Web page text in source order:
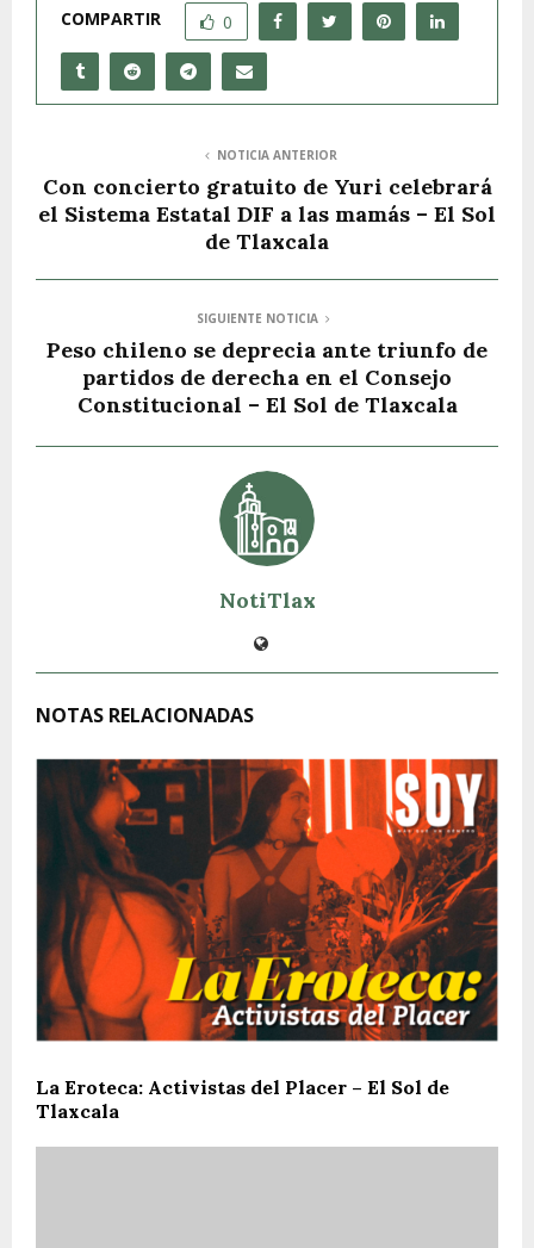
COMPARTIR 0
NOTICIA ANTERIOR
Con concierto gratuito de Yuri celebrará
el Sistema Estatal DIF a las mamás – El Sol
de Tlaxcala
SIGUIENTE NOTICIA
Peso chileno se deprecia ante triunfo de
partidos de derecha en el Consejo
Constitucional – El Sol de Tlaxcala
NotiTlax
NOTAS RELACIONADAS
La Eroteca: Activistas del Placer – El Sol de
Tlaxcala